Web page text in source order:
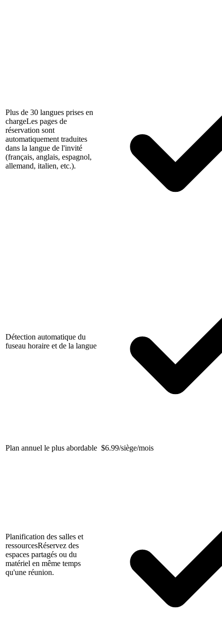
Plus de 30 langues prises en
chargeLes pages de
réservation sont
automatiquement traduites
dans la langue de l'invité
(français, anglais, espagnol,
allemand, italien, etc.).
Détection automatique du
fuseau horaire et de la langue
Plan annuel le plus abordable $6.99/siège/mois
Planification des salles et
ressourcesRéservez des
espaces partagés ou du
matériel en même temps
qu'une réunion.